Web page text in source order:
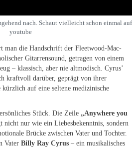
nach. Schaut vielleicht schon einmal auf
youtube
man die Handschrift der Fleetwood-Mac-
Gitarrensound, getragen von einem
– klassisch, aber nie altmodisch. Cyrus’
kraftvoll darüber, geprägt von ihrer
auf eine seltene medizinische
Stück. Die Zeile „Anywhere you
nicht nur wie ein Liebesbekenntnis, sondern
Brücke zwischen Vater und Tochter.
Vater Billy Ray Cyrus – ein musikalisches